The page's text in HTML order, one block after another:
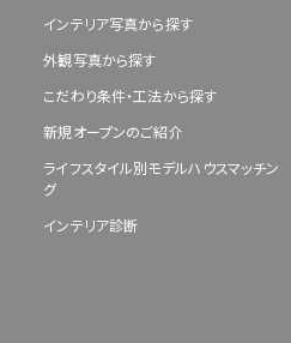
インテリア写真から探す
外観写真から探す
こだわり条件・工法から探す
新規オープンのご紹介
ライフスタイル別モデルハウスマッチン
グ
インテリア診断